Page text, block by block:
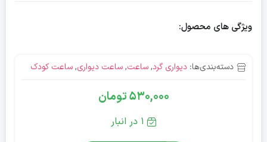
ویژگی های محصول:
دسته‌بندی‌ها: دیواری گرد,ساعت,ساعت دیواری,ساعت کودک
530,000تومان
1 در انبار